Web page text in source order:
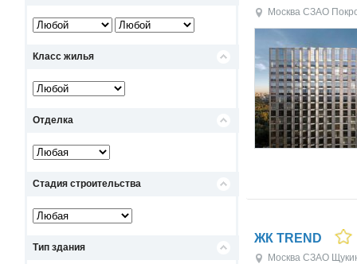
Класс жилья
Отделка
Стадия строительства
Тип здания
Москва СЗАО
ЖК TREND
Москва СЗАО